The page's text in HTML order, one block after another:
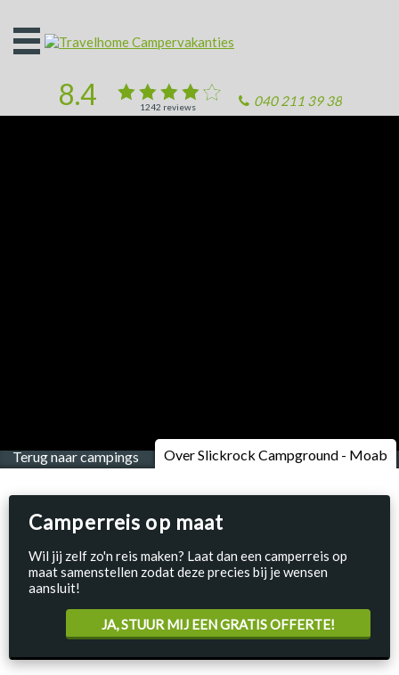
Open
het
040 211 39 38
1242 reviews
8.4
Terug naar campings Over Slickrock Campground - Moab
Camperreis op maat
Wil jij zelf zo'n reis maken? Laat dan een camperreis op
maat samenstellen zodat deze precies bij je wensen
aansluit!
JA, STUUR MIJ EEN GRATIS OFFERTE!